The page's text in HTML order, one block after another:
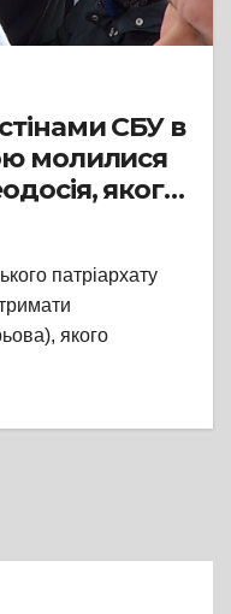
СБУ в
молилися
якого
патріархату
якого